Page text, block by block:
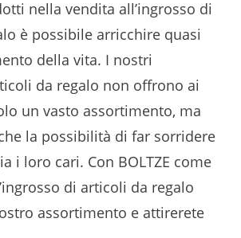
nella vendita all’ingrosso di
è possibile arricchire quasi
della vita. I nostri
da regalo non offrono ai
un vasto assortimento, ma
la possibilità di far sorridere
i loro cari. Con BOLTZE come
di articoli da regalo
assortimento e attirerete